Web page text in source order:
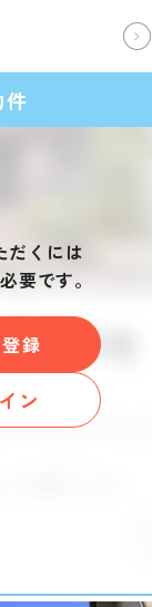
だくには
要です。
録
ン